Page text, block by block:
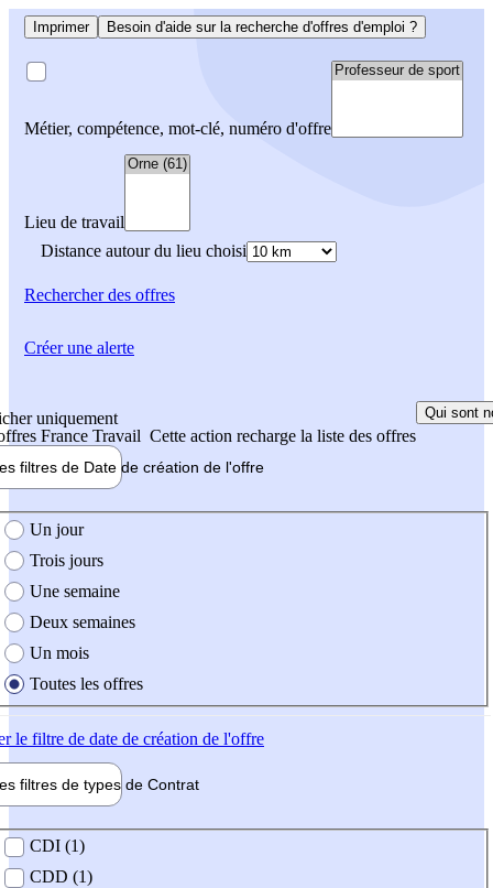
Imprimer Besoin d'aide sur la recherche d'offres d'emploi ?
Métier, compétence, mot-clé, numéro d'offre
Lieu de travail
Distance autour du lieu choisi
Rechercherdes offres
uniquement
France Travail Cette action recharge la liste des offres
Qui sont
filtres de Date de création de l'offre
création de l'offre
Un jour
Trois jours
Une semaine
Deux semaines
Un mois
Toutes les offres
le filtre de date de création de l'offre
filtres de types de Contrat
contrat
CDI (1)
CDD (1)
Créer une alerte